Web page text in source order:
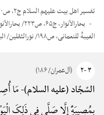
تفسیر اهل بیت علیهم السلام ج۲، ص۸۷۰
الغیبهًْ للنعمانی، ص۱۹۸/ نورالثقلین/ البرهان
۳ -۲ (آل‌عمران/ ۱۸۶)
السّجّاد (علیه السلام)-مَا